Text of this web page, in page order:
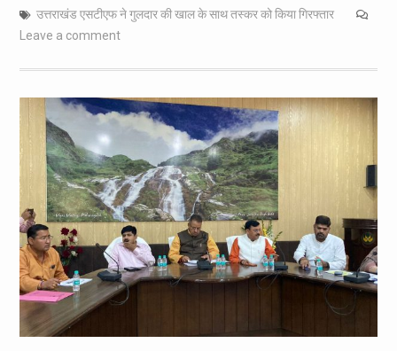
उत्तराखंड एसटीएफ ने गुलदार की खाल के साथ तस्कर को किया गिरफ्तार
Leave a comment